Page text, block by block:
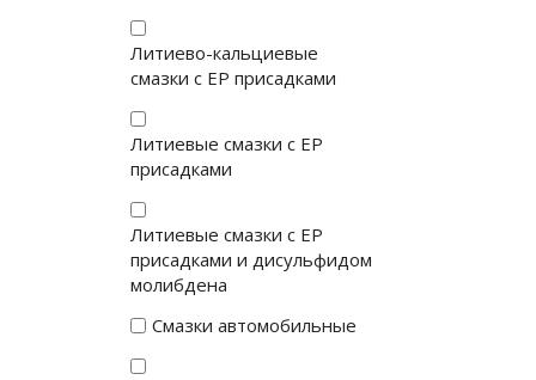
Литиево-кальциевые
смазки с EP присадками
Литиевые смазки с EP
присадками
Литиевые смазки с EP
присадками и дисульфидом
молибдена
Смазки автомобильные